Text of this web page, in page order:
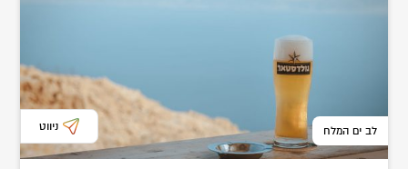
לב ים המלח ניווט